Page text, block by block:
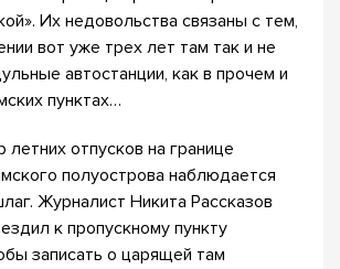
Их недовольства связаны с тем,
вот уже трех лет там так и не
автостанции, как в прочем и
пунктах…
летних отпусков на границе
полуострова наблюдается
Журналист Никита Рассказов
к пропускному пункту
записать о царящей там